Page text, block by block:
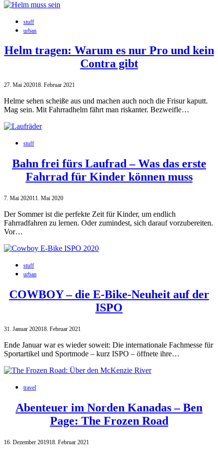
stuff
urban
Helm tragen: Warum es nur Pro und kein
Contra gibt
27. Mai 202018. Februar 2021
Helme sehen scheiße aus und machen auch noch die Frisur kaputt.
Mag sein. Mit Fahrradhelm fährt man riskanter. Bezweifle…
stuff
Bahn frei fürs Laufrad – Was das erste
Fahrrad für Kinder können muss
7. Mai 202011. Mai 2020
Der Sommer ist die perfekte Zeit für Kinder, um endlich
Fahrradfahren zu lernen. Oder zumindest, sich darauf vorzubereiten.
Vor…
stuff
urban
COWBOY – die E-Bike-Neuheit auf der
ISPO
31. Januar 202018. Februar 2021
Ende Januar war es wieder soweit: Die internationale Fachmesse für
Sportartikel und Sportmode – kurz ISPO – öffnete ihre…
travel
Abenteuer im Norden Kanadas – Ben
Page: The Frozen Road
16. Dezember 201918. Februar 2021